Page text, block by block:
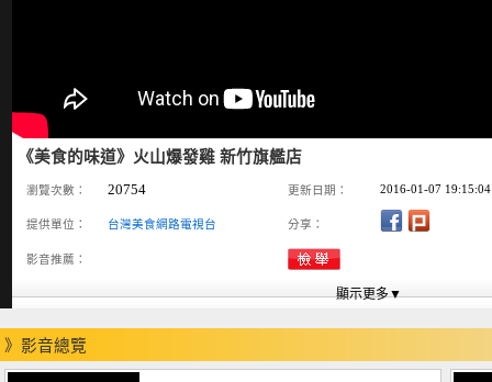
《美食的味道》火山爆發雞 新竹旗艦店
瀏覽次數： 20754 更新日期： 2016-01-07 19:15:04
提供單位： 台灣美食網路電視台 分享：
影音推薦：
》影音總覽